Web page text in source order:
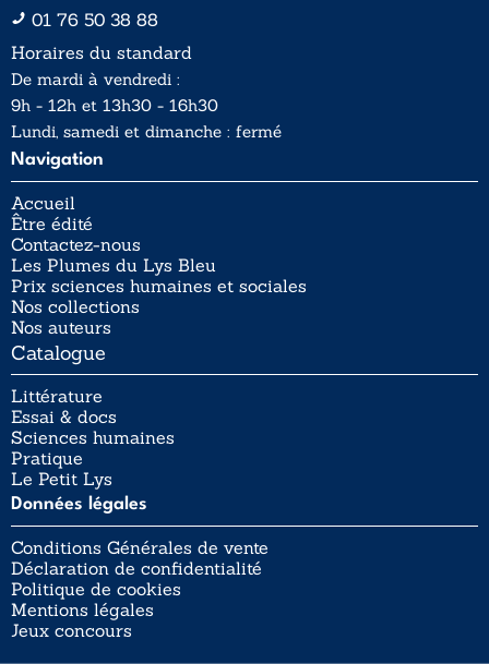
01 76 50 38 88
Horaires du standard
De mardi à vendredi :
9h - 12h et 13h30 - 16h30
Lundi, samedi et dimanche : fermé
Navigation
Accueil
Être édité
Contactez-nous
Les Plumes du Lys Bleu
Prix sciences humaines et sociales
Nos collections
Nos auteurs
Catalogue
Littérature
Essai & docs
Sciences humaines
Pratique
Le Petit Lys
Données légales
Conditions Générales de vente
Déclaration de confidentialité
Politique de cookies
Mentions légales
Jeux concours